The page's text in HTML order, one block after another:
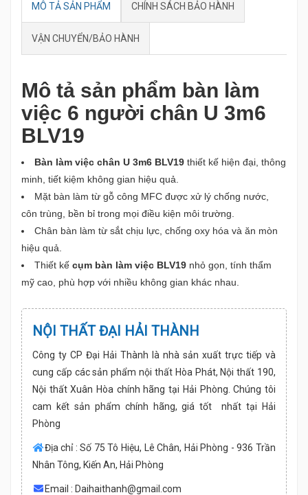
MÔ TẢ SẢN PHẨM CHÍNH SÁCH BẢO HÀNH
VẬN CHUYỂN/BẢO HÀNH
Mô tả sản phẩm bàn làm
việc 6 người chân U 3m6
BLV19
Bàn làm việc chân U 3m6 BLV19 thiết kế hiện đại, thông
minh, tiết kiệm không gian hiệu quả.
Mặt bàn làm từ gỗ công MFC được xử lý chống nước,
côn trùng, bền bỉ trong mọi điều kiện môi trường.
Chân bàn làm từ sắt chịu lực, chống oxy hóa và ăn mòn
hiệu quả.
Thiết kế cụm bàn làm việc BLV19 nhỏ gọn, tính thẩm
mỹ cao, phù hợp với nhiều không gian khác nhau.
NỘI THẤT ĐẠI HẢI THÀNH
Công ty CP Đại Hải Thành là nhà sản xuất trực tiếp và
cung cấp các sản phẩm nội thất Hòa Phát, Nội thất 190,
Nội thất Xuân Hòa chính hãng tại Hải Phòng. Chúng tôi
cam kết sản phẩm chính hãng, giá tốt nhất tại Hải
Phòng
Địa chỉ : Số 75 Tô Hiệu, Lê Chân, Hải Phòng - 936 Trần
Nhân Tông, Kiến An, Hải Phòng
Email : Daihaithanh@gmail.com